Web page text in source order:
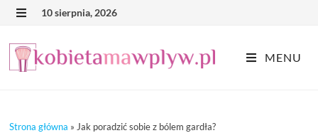
Skip
content
10 sierpnia, 2026
MENU
Strona główna » Jak poradzić sobie z bólem gardła?